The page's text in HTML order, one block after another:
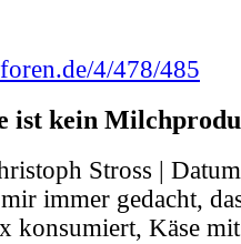
4/478/485
ist kein
Stross |
immer gedacht,
konsumiert, Käse